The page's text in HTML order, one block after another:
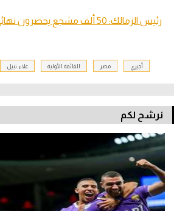
رئيس الزمالك: 50 ألف مشجع يحضرون نهائي الكونفدرالية
أجيري مصر القائمة الأولية علاء نبيل
نرشح لكم